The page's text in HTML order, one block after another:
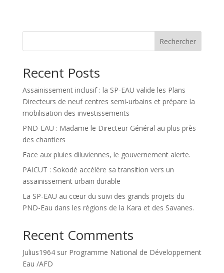
Rechercher
Recent Posts
Assainissement inclusif : la SP-EAU valide les Plans
Directeurs de neuf centres semi-urbains et prépare la
mobilisation des investissements
PND-EAU : Madame le Directeur Général au plus près
des chantiers
Face aux pluies diluviennes, le gouvernement alerte.
PAICUT : Sokodé accélère sa transition vers un
assainissement urbain durable
La SP-EAU au cœur du suivi des grands projets du
PND-Eau dans les régions de la Kara et des Savanes.
Recent Comments
Julius1964sur Programme National de Développement
Eau /AFD